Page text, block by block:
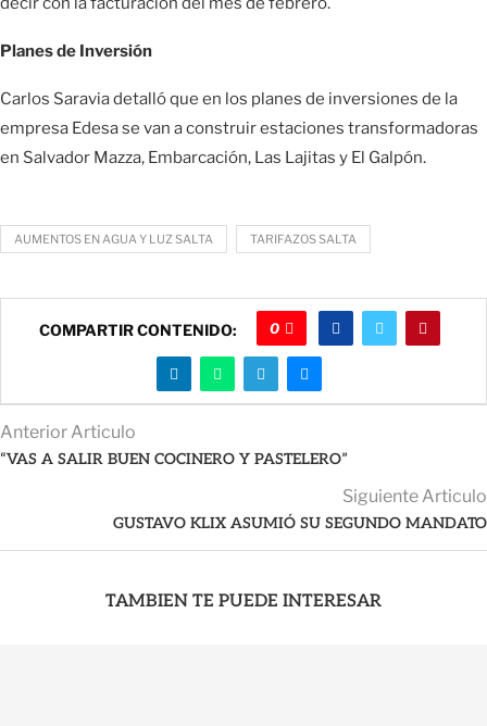
Planes de Inversión
Carlos Saravia detalló que en los planes de inversiones de la
empresa Edesa se van a construir estaciones transformadoras
en Salvador Mazza, Embarcación, Las Lajitas y El Galpón.
AUMENTOS EN AGUA Y LUZ SALTA TARIFAZOS SALTA
COMPARTIR CONTENIDO: 0
Anterior Articulo
“VAS A SALIR BUEN COCINERO Y PASTELERO”
Siguiente Articulo
GUSTAVO KLIX ASUMIÓ SU SEGUNDO MANDATO
TAMBIEN TE PUEDE INTERESAR